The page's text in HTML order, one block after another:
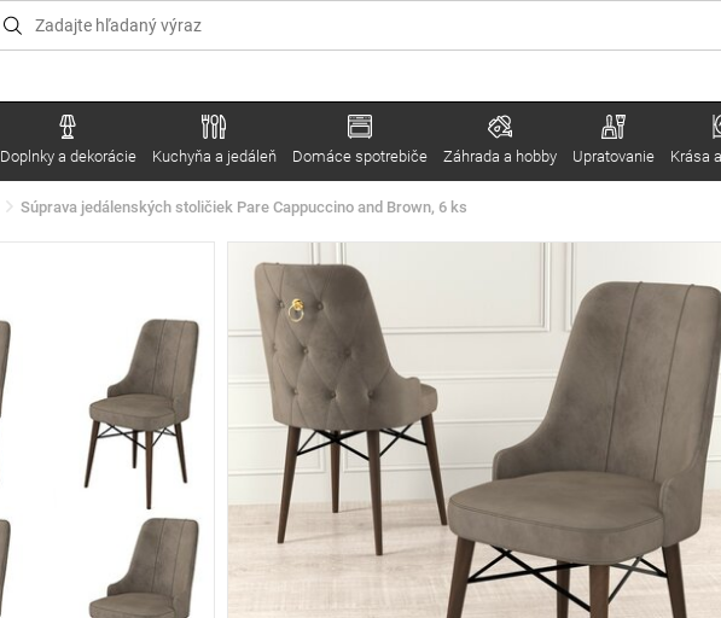
Doplnky a dekorácie Kuchyňa a jedáleň Domáce spotrebiče Záhrada a hobby Upratovanie Krása
Súprava jedálenských stoličiek Pare Cappuccino and Brown, 6 ks